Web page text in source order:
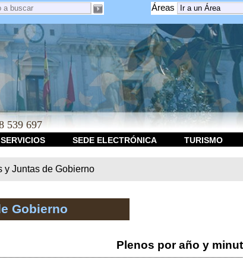
Áreas
539 697
SERVICIOS SEDE ELECTRÓNICA TURISMO
y Juntas de Gobierno
Gobierno
Plenos por año y